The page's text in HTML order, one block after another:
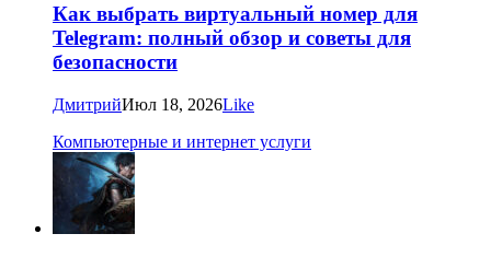
Как выбрать виртуальный номер для
Telegram: полный обзор и советы для
безопасности
ДмитрийИюл 18, 2026Like
Компьютерные и интернет услуги